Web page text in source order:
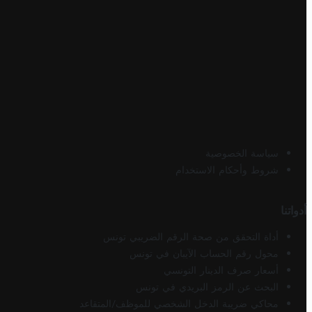
سياسة الخصوصية
شروط وأحكام الاستخدام
أدواتنا
أداة التحقق من صحة الرقم الضريبي تونس
محول رقم الحساب الآيبان في تونس
أسعار صرف الدينار التونسي
البحث عن الرمز البريدي في تونس
محاكي ضريبة الدخل الشخصي للموظف/المتقاعد